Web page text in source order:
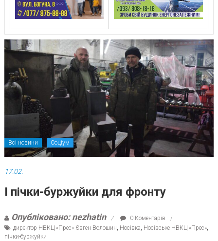
Всі новини Соціум
17.02.
І пічки-буржуйки для фронту
Опубліковано: nezhatin
0 Коментарів
директор НВКЦ «Прес» Євген Волошин Носівка Носівське НВКЦ «Прес»,
пічки-буржуйки